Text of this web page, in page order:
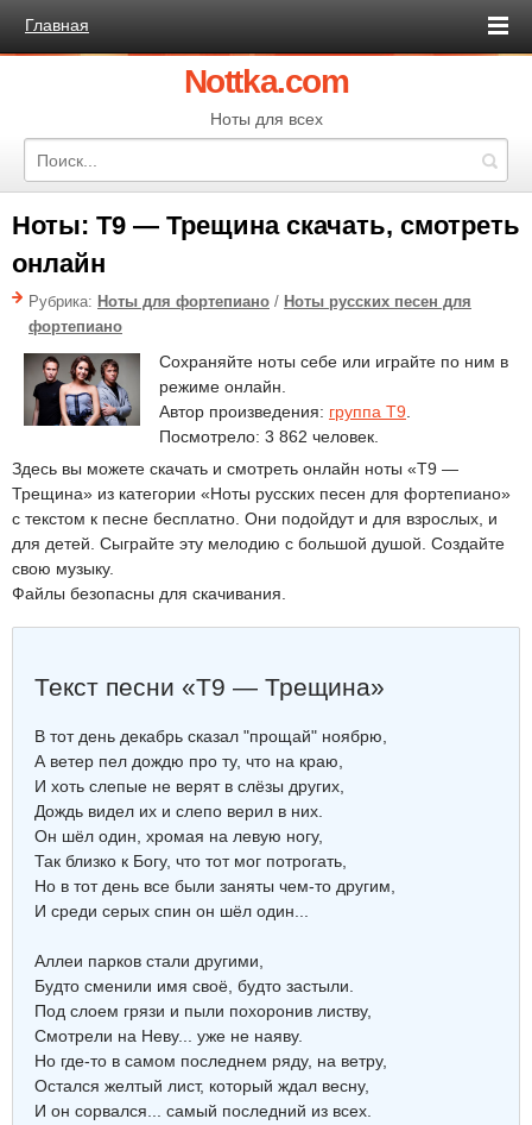
Главная
Nottka.com
Ноты для всех
Ноты: Т9 — Трещина скачать, смотреть
онлайн
Рубрика: Ноты для фортепиано / Ноты русских песен для
фортепиано
Сохраняйте ноты себе или играйте по ним в
режиме онлайн.
Автор произведения: группа Т9
Посмотрело: 3 862 человек.
Здесь вы можете скачать и смотреть онлайн ноты «Т9 —
Трещина» из категории «Ноты русских песен для фортепиано»
с текстом к песне бесплатно. Они подойдут и для взрослых, и
для детей. Сыграйте эту мелодию с большой душой. Создайте
свою музыку.
Файлы безопасны для скачивания.
Текст песни «Т9 — Трещина»
В тот день декабрь сказал "прощай" ноябрю,
А ветер пел дождю про ту, что на краю,
И хоть слепые не верят в слёзы других,
Дождь видел их и слепо верил в них.
Он шёл один, хромая на левую ногу,
Так близко к Богу, что тот мог потрогать,
Но в тот день все были заняты чем-то другим,
И среди серых спин он шёл один...
Аллеи парков стали другими,
Будто сменили имя своё, будто застыли.
Под слоем грязи и пыли похоронив листву,
Смотрели на Неву... уже не наяву.
Но где-то в самом последнем ряду, на ветру,
Остался желтый лист, который ждал весну,
И он сорвался... самый последний из всех.